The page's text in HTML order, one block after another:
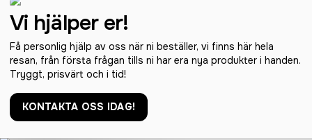
Vi hjälper er!
Få personlig hjälp av oss när ni beställer, vi finns här hela
resan, från första frågan tills ni har era nya produkter i handen.
Tryggt, prisvärt och i tid!
KONTAKTA OSS IDAG!